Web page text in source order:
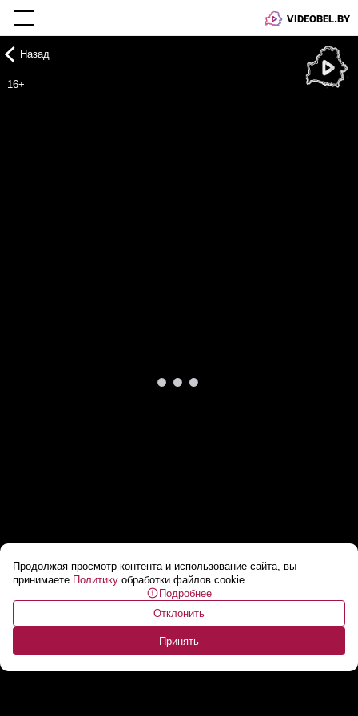
VIDEOBEL.BY
Продолжая просмотр контента и использование сайта, вы
принимаете Политику обработки файлов cookie
Подробнее
Отклонить
Принять
Назад
16+
Лидские пограничники задержали двух
белорусов с коптерами...